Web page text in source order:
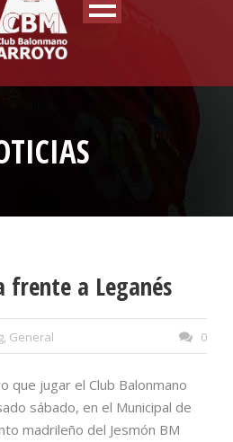
frente a Leganés
, General 0
que jugar el Club Balonmano
sábado, en el Municipal de
madrileño del Jesmón BM